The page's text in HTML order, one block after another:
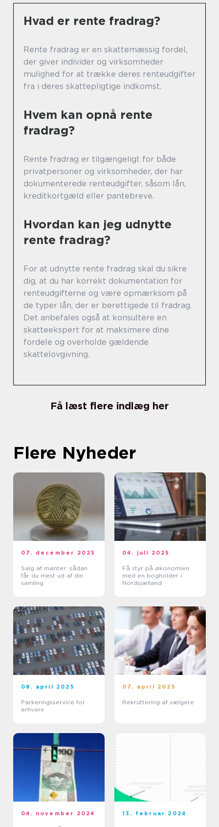
Hvad er rente fradrag?
Rente fradrag er en skattemæssig fordel,
der giver individer og virksomheder
mulighed for at trække deres renteudgifter
fra i deres skattepligtige indkomst.
Hvem kan opnå rente
fradrag?
Rente fradrag er tilgængeligt for både
privatpersoner og virksomheder, der har
dokumenterede renteudgifter, såsom lån,
kreditkortgæld eller pantebreve.
Hvordan kan jeg udnytte
rente fradrag?
For at udnytte rente fradrag skal du sikre
dig, at du har korrekt dokumentation for
renteudgifterne og være opmærksom på
de typer lån, der er berettigede til fradrag.
Det anbefales også at konsultere en
skatteekspert for at maksimere dine
fordele og overholde gældende
skattelovgivning.
Få læst flere indlæg her
Flere Nyheder
07. december 2025
Salg af mønter: sådan
får du mest ud af din
samling
04. juli 2025
Få styr på økonomien
med en bogholder i
Nordsjælland
08. april 2025
Parkeringsservice for
erhverv
07. april 2025
Rekruttering af sælgere
04. november 2024 13. februar 2024